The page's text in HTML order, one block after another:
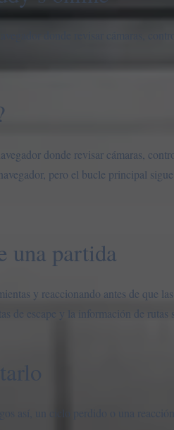
donde revisar cámaras,
donde revisar cámaras,
pero el bucle principal
una partida
y reaccionando antes de que
de escape y la información de rutas
así, un ciclo perdido o una